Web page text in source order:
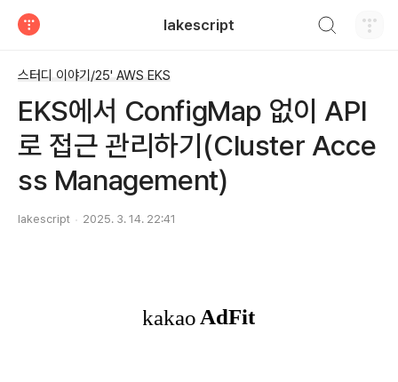
lakescript
스터디 이야기/25' AWS EKS
EKS에서 ConfigMap 없이 API
로 접근 관리하기(Cluster Acce
ss Management)
lakescript 2025. 3. 14. 22:41